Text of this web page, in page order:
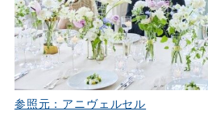
参照元：アニヴェルセル